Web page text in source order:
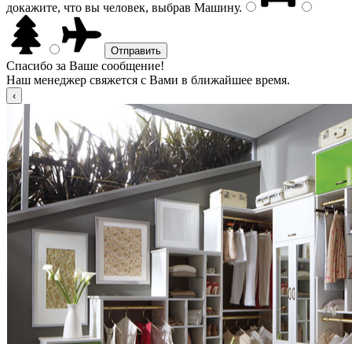
докажите, что вы человек, выбрав Машину.
Спасибо за Ваше сообщение!
Наш менеджер свяжется с Вами в ближайшее время.